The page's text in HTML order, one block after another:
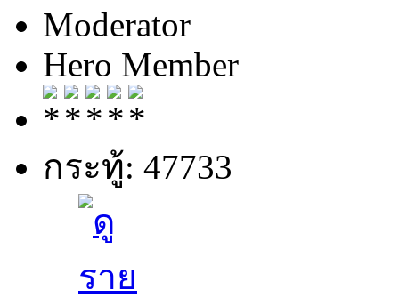
Moderator
Hero Member
กระทู้: 47733